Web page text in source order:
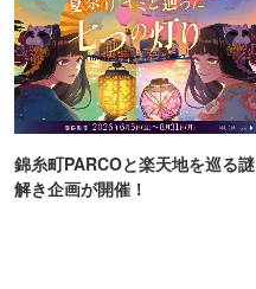
錦糸町PARCOと楽天地を巡る謎
解き企画が開催！